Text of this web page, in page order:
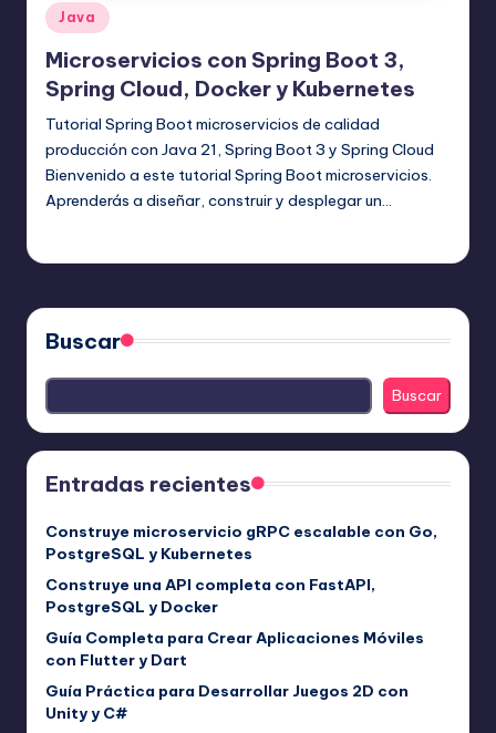
Publicado
en
Java
Microservicios con Spring Boot 3,
Spring Cloud, Docker y Kubernetes
Tutorial Spring Boot microservicios de calidad
producción con Java 21, Spring Boot 3 y Spring Cloud
Bienvenido a este tutorial Spring Boot microservicios.
Aprenderás a diseñar, construir y desplegar un…
Buscar
Buscar
Entradas recientes
Construye microservicio gRPC escalable con Go,
PostgreSQL y Kubernetes
Construye una API completa con FastAPI,
PostgreSQL y Docker
Guía Completa para Crear Aplicaciones Móviles
con Flutter y Dart
Guía Práctica para Desarrollar Juegos 2D con
Unity y C#